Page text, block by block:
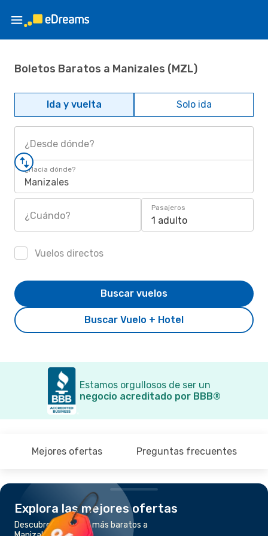
Boletos Baratos a Manizales (MZL)
Ida y vuelta Solo ida
¿Desde dónde?
¿Hacia dónde?
Manizales
¿Cuándo?
Pasajeros
1 adulto
Vuelos directos
Buscar Vuelo + Hotel
Buscar vuelos
Estamos orgullosos de ser un
negocio acreditado por BBB®
Mejores ofertas Preguntas frecuentes
Explora las mejores ofertas
Descubre los vuelos más baratos a